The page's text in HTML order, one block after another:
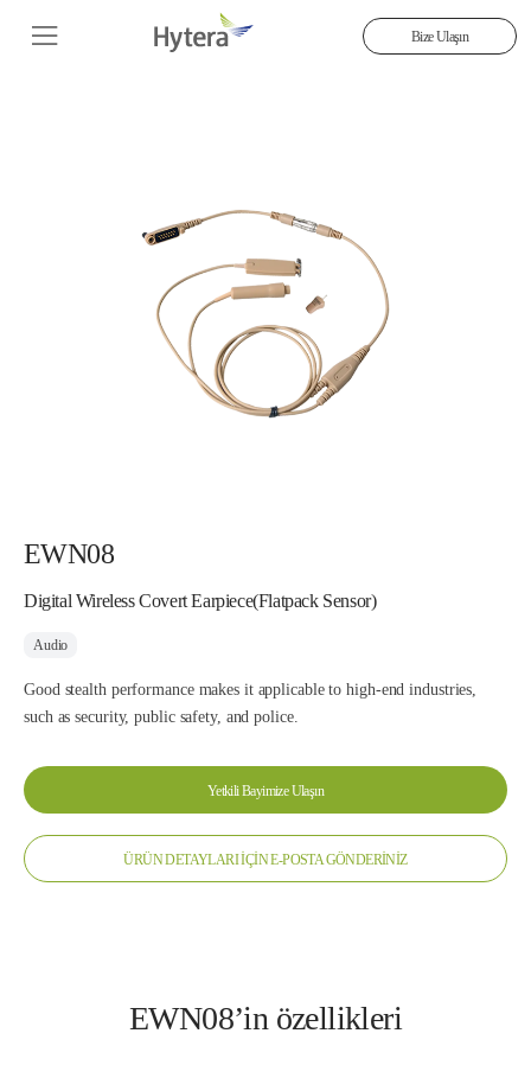
Bize Ulaşın
EWN08
Digital Wireless Covert Earpiece(Flatpack Sensor)
Audio
Good stealth performance makes it applicable to high-end industries,
such as security, public safety, and police.
Yetkili Bayimize Ulaşın
ÜRÜN DETAYLARI İÇİN E-POSTA GÖNDERİNİZ
EWN08’in özellikleri